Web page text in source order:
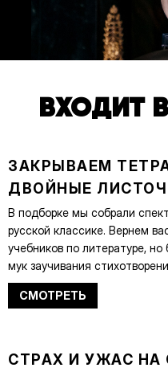
ВХОДИТ
ЗАКРЫВАЕМ
ДВОЙНЫЕ
В подборке мы собрали
русской классике. Вернем
учебников по литературе,
мук заучивания
СМОТРЕТЬ
СТРАХ И УЖАС НА